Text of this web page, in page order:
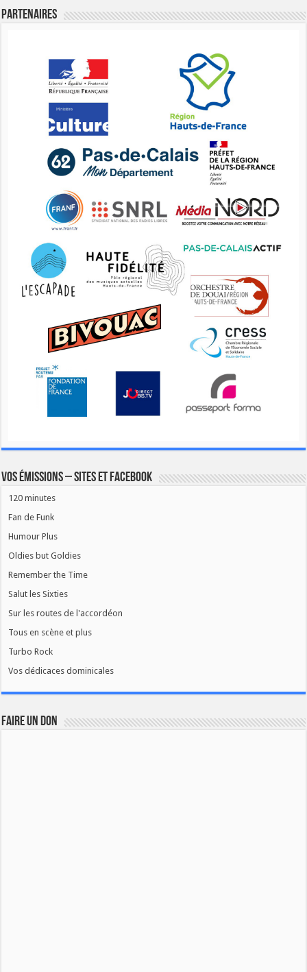
Partenaires
Vos émissions – Sites et Facebook
120 minutes
Fan de Funk
Humour Plus
Oldies but Goldies
Remember the Time
Salut les Sixties
Sur les routes de l'accordéon
Tous en scène et plus
Turbo Rock
Vos dédicaces dominicales
FAIRE UN DON